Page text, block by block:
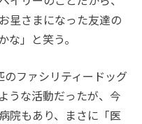
星さまになった友達の
」と笑う。
ファシリティードッグ
うな活動だったが、今
院もあり、まさに「医